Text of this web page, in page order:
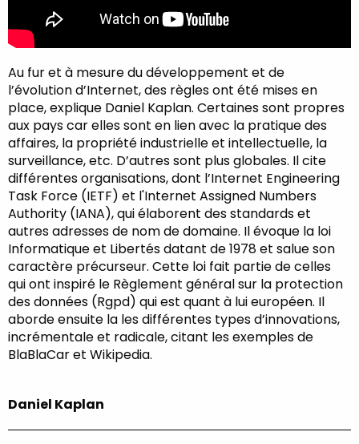
Au fur et à mesure du développement et de
l’évolution d’Internet, des règles ont été mises en
place, explique Daniel Kaplan. Certaines sont propres
aux pays car elles sont en lien avec la pratique des
affaires, la propriété industrielle et intellectuelle, la
surveillance, etc. D’autres sont plus globales. Il cite
différentes organisations, dont l’Internet Engineering
Task Force (IETF) et l'Internet Assigned Numbers
Authority (IANA), qui élaborent des standards et
autres adresses de nom de domaine. Il évoque la loi
Informatique et Libertés datant de 1978 et salue son
caractère précurseur. Cette loi fait partie de celles
qui ont inspiré le Règlement général sur la protection
des données (Rgpd) qui est quant à lui européen. Il
aborde ensuite la les différentes types d’innovations,
incrémentale et radicale, citant les exemples de
BlaBlaCar et Wikipedia.
Daniel Kaplan